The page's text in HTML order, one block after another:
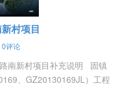
村项目
0评论
南新村项目补充说明 固镇
、GZ20130169JL）工程